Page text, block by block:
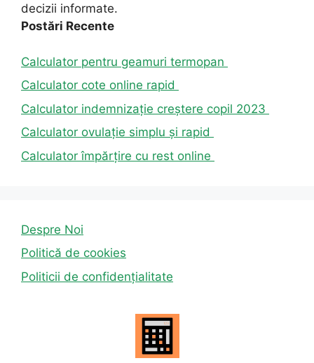
decizii informate.
Postări Recente
Calculator pentru geamuri termopan
Calculator cote online rapid
Calculator indemnizație creștere copil 2023
Calculator ovulație simplu și rapid
Calculator împărțire cu rest online
Despre Noi
Politică de cookies
Politicii de confidențialitate